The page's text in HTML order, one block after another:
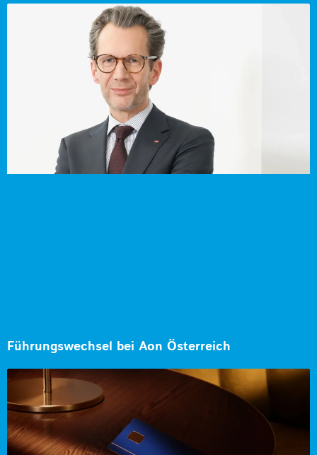
Führungswechsel bei Aon Österreich